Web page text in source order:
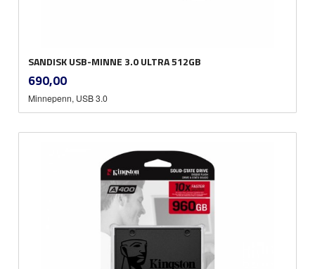
SANDISK USB-MINNE 3.0 ULTRA 512GB
Pris
690,00mva.
Minnepenn, USB 3.0